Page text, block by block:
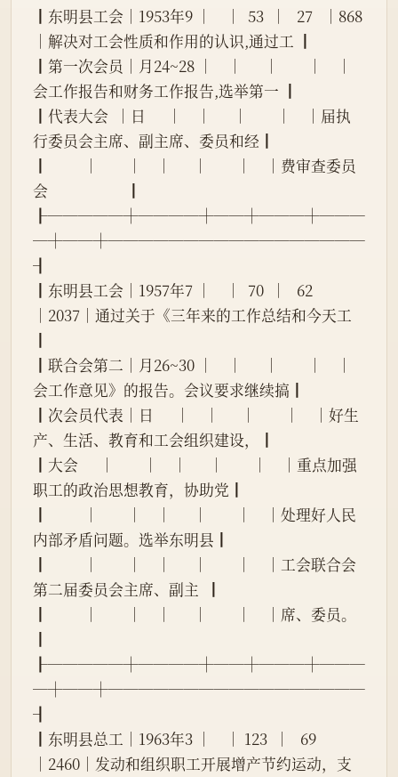
┃东明县工会│1953年9 │    │  53  │   27   │868
│解决对工会性质和作用的认识,通过工 ┃
┃第一次会员│月24~28 │    │      │        │    │
会工作报告和财务工作报告,选举第一 ┃
┃代表大会  │日      │    │      │        │    │届执
行委员会主席、副主席、委员和经┃
┃          │        │    │      │        │    │费审查委员
会                      ┃
┠─────┼────┼──┼───┼───
─┼──┼─────────────────
┨
┃东明县工会│1957年7 │    │  70  │   62
│2037│通过关于《三年来的工作总结和今天工
┃
┃联合会第二│月26~30 │    │      │        │    │
会工作意见》的报告。会议要求继续搞┃
┃次会员代表│日      │    │      │        │    │好生
产、生活、教育和工会组织建设，┃
┃大会      │        │    │      │        │    │重点加强
职工的政治思想教育，协助党┃
┃          │        │    │      │        │    │处理好人民
内部矛盾问题。选举东明县┃
┃          │        │    │      │        │    │工会联合会
第二届委员会主席、副主  ┃
┃          │        │    │      │        │    │席、委员。
┃
┠─────┼────┼──┼───┼───
─┼──┼─────────────────
┨
┃东明县总工│1963年3 │    │ 123  │   69
│2460│发动和组织职工开展增产节约运动，支